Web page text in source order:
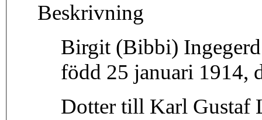
Beskrivning
Birgit (Bibbi)
född 25 januari 1914,
Dotter till Karl Gustaf